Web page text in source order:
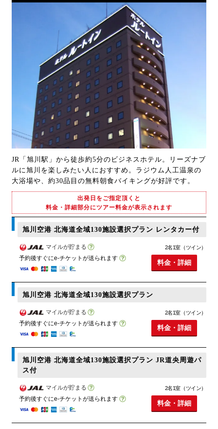
JR「旭川駅」から徒歩約5分のビジネスホテル。リーズナブ
ルに旭川を楽しみたい人におすすめ。ラジウム人工温泉の
大浴場や、約30品目の無料朝食バイキングが好評です。
出発日をご指定頂くと
料金・詳細部分にツアー料金が表示されます
旭川空港 北海道全域130施設選択プラン レンタカー付
マイルが貯まる
予約後すぐにe-チケットが送られます
2名1室（ツイン）
料金・詳細
旭川空港 北海道全域130施設選択プラン
マイルが貯まる
予約後すぐにe-チケットが送られます
2名1室（ツイン）
料金・詳細
旭川空港 北海道全域130施設選択プラン JR道央周遊パ
ス付
マイルが貯まる
予約後すぐにe-チケットが送られます
2名1室（ツイン）
料金・詳細